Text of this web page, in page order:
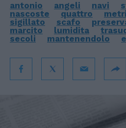
antonio angeli navi
nascoste
quattro metri
sigillato
scafo
marcito
lumidita
secoli
mantenendolo